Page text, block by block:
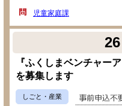
児童家庭課
26
『ふくしまベンチャー
を募集します
しごと・産業